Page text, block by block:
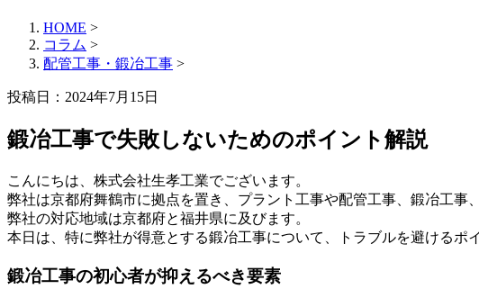
HOME >
コラム >
配管工事・鍛冶工事 >
投稿日：2024年7月15日
鍛冶工事で失敗しないためのポイント解説
こんにちは、株式会社生孝工業でございます。
弊社は京都府舞鶴市に拠点を置き、プラント工事や配管工事、鍛冶工事
弊社の対応地域は京都府と福井県に及びます。
本日は、特に弊社が得意とする鍛冶工事について、トラブルを避けるポ
鍛冶工事の初心者が抑えるべき要素